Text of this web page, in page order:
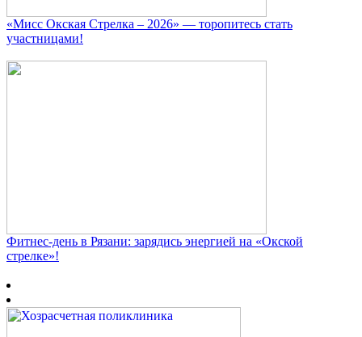
«Мисс Окская Стрелка – 2026» — торопитесь стать
участницами!
Фитнес‑день в Рязани: зарядись энергией на «Окской
стрелке»!